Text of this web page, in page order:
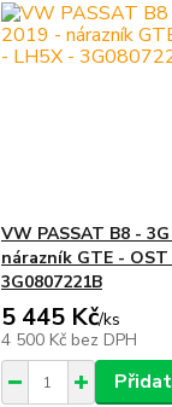
VW PASSAT B8 -
nárazník GTE -
3G0807221B
5 445 Kč/ks
4 500 Kč bez DPH